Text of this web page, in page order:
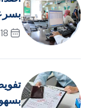
18 أغسطس، 2025